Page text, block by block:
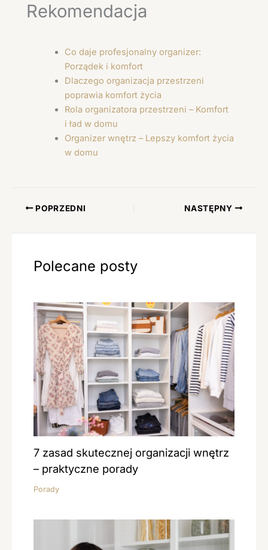
Rekomendacja
Co daje profesjonalny organizer:
Porządek i komfort
Dlaczego organizacja przestrzeni
poprawia komfort życia
Rola organizatora przestrzeni – Komfort
i ład w domu
Organizer wnętrz – Lepszy komfort życia
w domu
POPRZEDNI NASTĘPNY
Polecane posty
7 zasad skutecznej organizacji wnętrz
– praktyczne porady
Porady